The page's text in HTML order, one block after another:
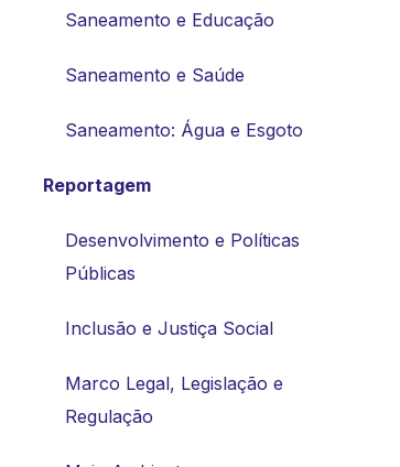
Saneamento e Educação
Saneamento e Saúde
Saneamento: Água e Esgoto
Reportagem
Desenvolvimento e Políticas
Públicas
Inclusão e Justiça Social
Marco Legal, Legislação e
Regulação